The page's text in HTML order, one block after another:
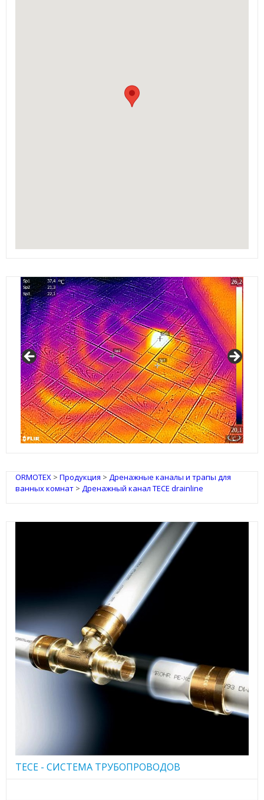
IRSAP Design Radiators
ORMOTEX > Продукция > Дренажные каналы и трапы для
ванных комнат > Дренажный канал TECE drainline
TECE - CИСТЕМА ТРУБОПРОВОДОВ